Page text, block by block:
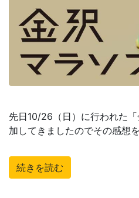
先日10/26（日）に行われた
加してきましたのでその感想を
続きを読む